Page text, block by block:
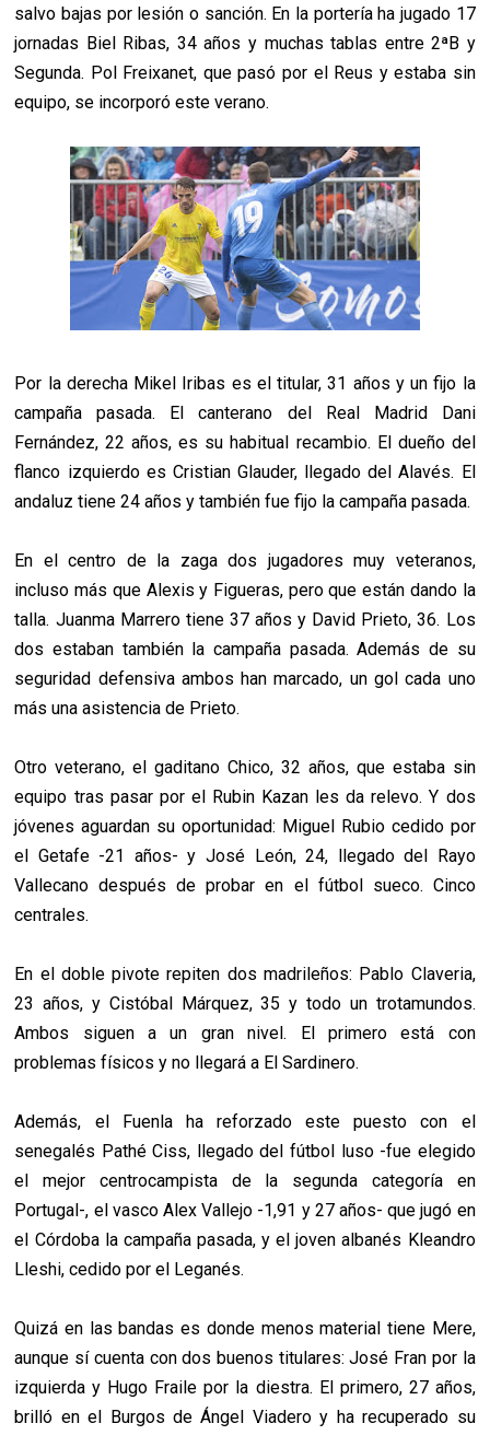
salvo bajas por lesión o sanción. En la portería ha jugado 17
jornadas Biel Ribas, 34 años y muchas tablas entre 2ªB y
Segunda. Pol Freixanet, que pasó por el Reus y estaba sin
equipo, se incorporó este verano.
Por la derecha Mikel Iribas es el titular, 31 años y un fijo la
campaña pasada. El canterano del Real Madrid Dani
Fernández, 22 años, es su habitual recambio. El dueño del
flanco izquierdo es Cristian Glauder, llegado del Alavés. El
andaluz tiene 24 años y también fue fijo la campaña pasada.
En el centro de la zaga dos jugadores muy veteranos,
incluso más que Alexis y Figueras, pero que están dando la
talla. Juanma Marrero tiene 37 años y David Prieto, 36. Los
dos estaban también la campaña pasada. Además de su
seguridad defensiva ambos han marcado, un gol cada uno
más una asistencia de Prieto.
Otro veterano, el gaditano Chico, 32 años, que estaba sin
equipo tras pasar por el Rubin Kazan les da relevo. Y dos
jóvenes aguardan su oportunidad: Miguel Rubio cedido por
el Getafe -21 años- y José León, 24, llegado del Rayo
Vallecano después de probar en el fútbol sueco. Cinco
centrales.
En el doble pivote repiten dos madrileños: Pablo Claveria,
23 años, y Cistóbal Márquez, 35 y todo un trotamundos.
Ambos siguen a un gran nivel. El primero está con
problemas físicos y no llegará a El Sardinero.
Además, el Fuenla ha reforzado este puesto con el
senegalés Pathé Ciss, llegado del fútbol luso -fue elegido
el mejor centrocampista de la segunda categoría en
Portugal-, el vasco Alex Vallejo -1,91 y 27 años- que jugó en
el Córdoba la campaña pasada, y el joven albanés Kleandro
Lleshi, cedido por el Leganés.
Quizá en las bandas es donde menos material tiene Mere,
aunque sí cuenta con dos buenos titulares: José Fran por la
izquierda y Hugo Fraile por la diestra. El primero, 27 años,
brilló en el Burgos de Ángel Viadero y ha recuperado su